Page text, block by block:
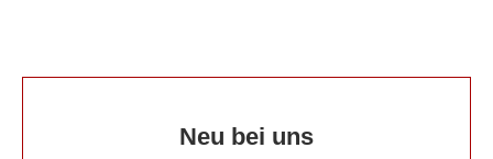
Neu bei uns